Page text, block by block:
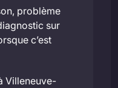
problème
sur
c’est
Villeneuve-